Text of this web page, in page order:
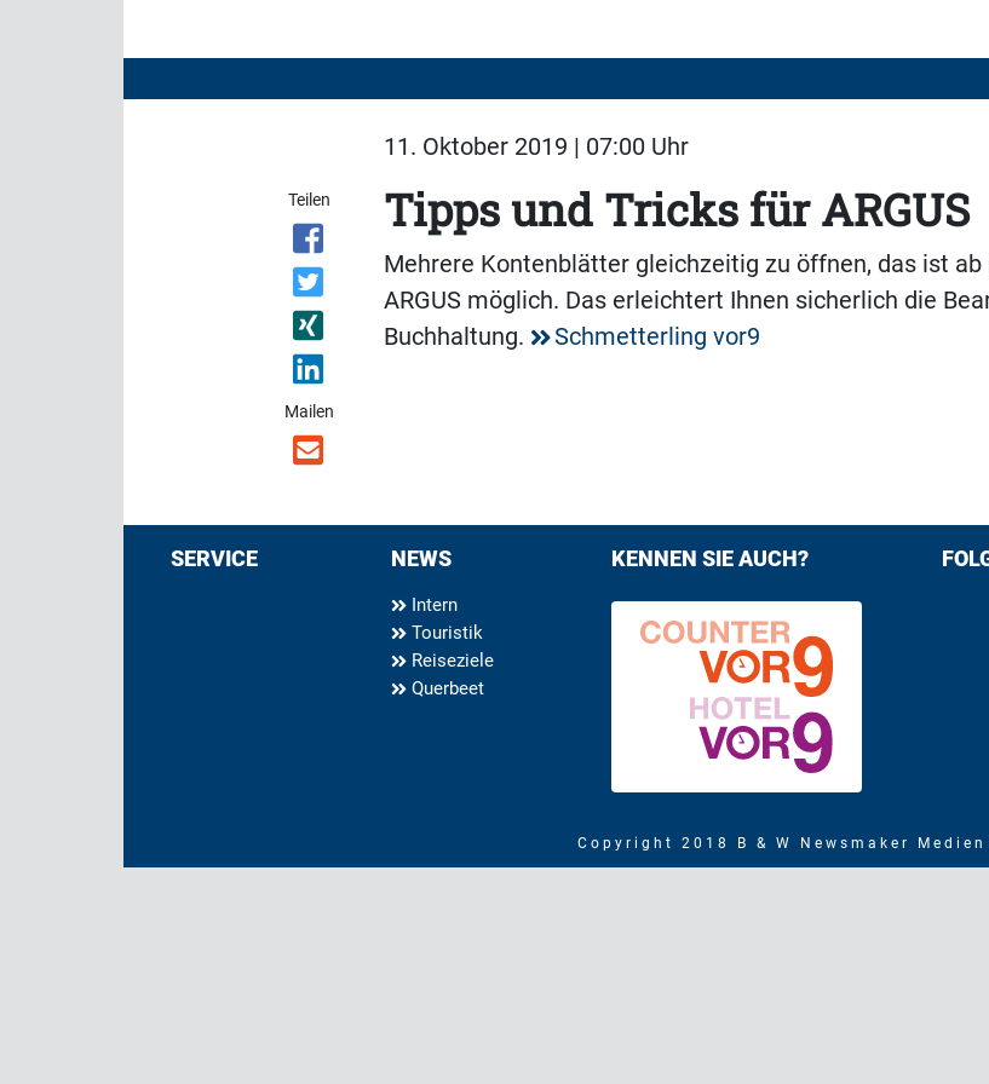
11. Oktober 2019 | 07:00 Uhr
Teilen
Mailen
Tipps und Tricks für ARGUS
Mehrere Kontenblätter gleichzeitig zu öffnen, das ist
ARGUS möglich. Das erleichtert Ihnen sicherlich die
Buchhaltung.
Schmetterling vor9
SERVICE NEWS
Intern
Touristik
Reiseziele
Querbeet
KENNEN SIE AUCH?
Copyright 2018 B & W Newsmaker Medien